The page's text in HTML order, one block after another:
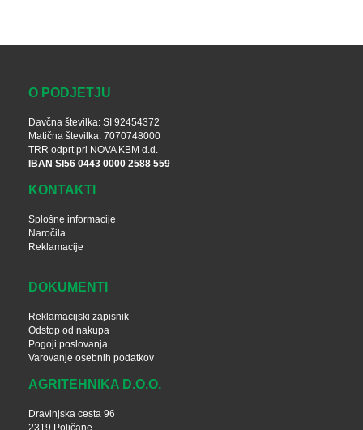
O PODJETJU
Davčna številka: SI 92454372
Matična številka: 7070748000
TRR odprt pri NOVA KBM d.d.
IBAN SI56 0443 0000 2588 559
KONTAKTI
Splošne informacije
Naročila
Reklamacije
DOKUMENTI
Reklamacijski zapisnik
Odstop od nakupa
Pogoji poslovanja
Varovanje osebnih podatkov
AGRITEHNIKA D.O.O.
Dravinjska cesta 96
2319 Poljčane